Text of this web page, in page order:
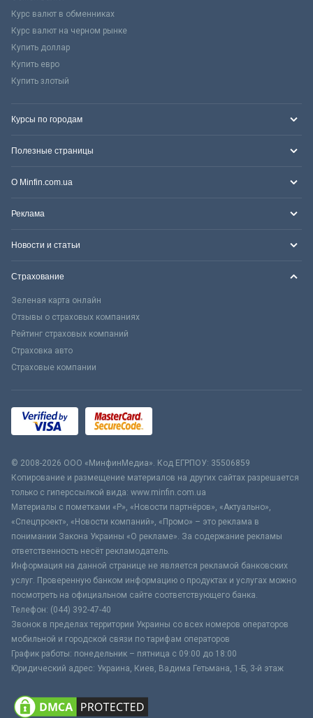
Курс валют в обменниках
Курс валют на черном рынке
Купить доллар
Купить евро
Купить злотый
Курсы по городам
Полезные страницы
О Minfin.com.ua
Реклама
Новости и статьи
Страхование
Зеленая карта онлайн
Отзывы о страховых компаниях
Рейтинг страховых компаний
Страховка авто
Страховые компании
© 2008-2026 ООО «МинфинМедиа». Код ЕГРПОУ: 35506859
Копирование и размещение материалов на других сайтах разрешается
только с гиперссылкой вида: www.minfin.com.ua
Материалы с пометками «Р», «Новости партнёров», «Актуально»,
«Спецпроект», «Новости компаний», «Промо» – это реклама в
понимании Закона Украины «О рекламе». За содержание рекламы
ответственность несёт рекламодатель.
Информация на данной странице не является рекламой банковских
услуг. Проверенную банком информацию о продуктах и услугах можно
посмотреть на официальном сайте соответствующего банка.
Телефон: (044) 392-47-40
Звонок в пределах территории Украины со всех номеров операторов
мобильной и городской связи по тарифам операторов
График работы: понедельник – пятница с 09:00 до 18:00
Юридический адрес: Украина, Киев, Вадима Гетьмана, 1-Б, 3-й этаж